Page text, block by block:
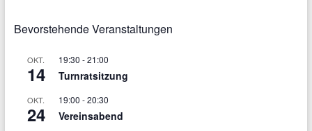
Bevorstehende Veranstaltungen
OKT.
14
19:30 -21:00
Turnratsitzung
OKT.
24
19:00 -20:30
Vereinsabend